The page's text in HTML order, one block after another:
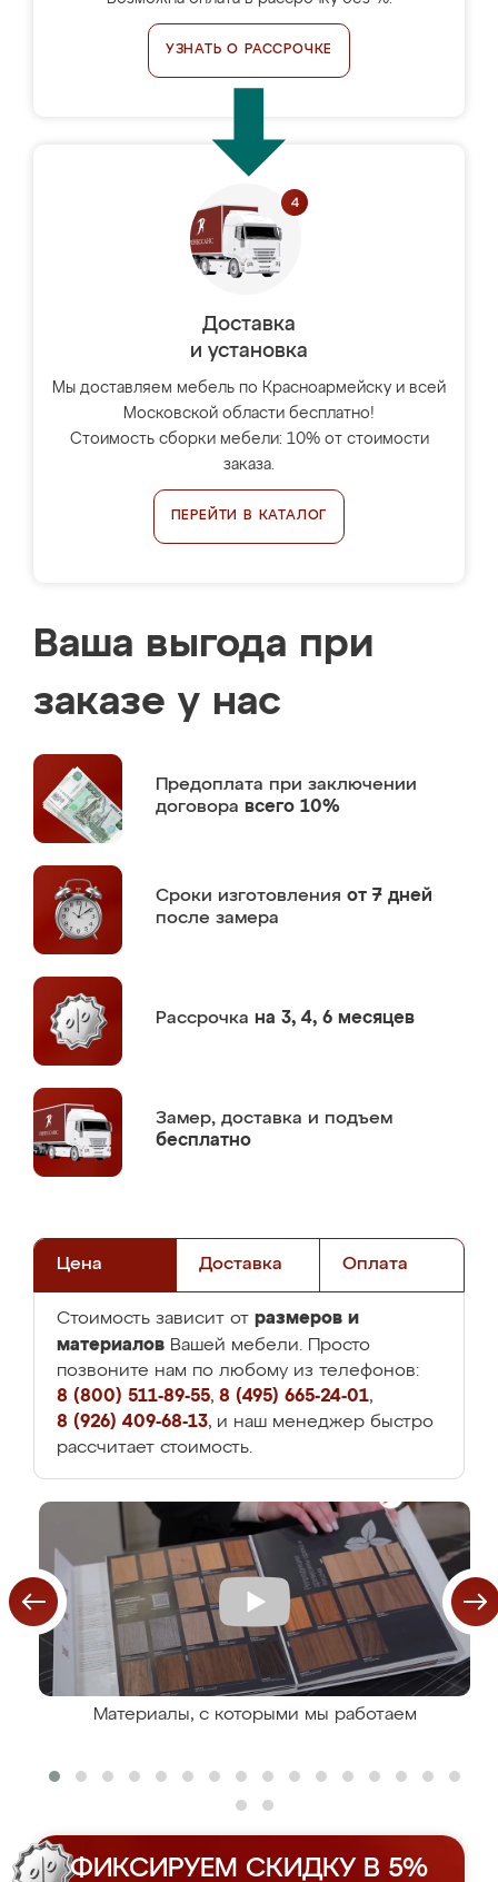
УЗНАТЬ О РАССРОЧКЕ
Доставка
и установка
Мы доставляем мебель по Красноармейску и всей
Московской области бесплатно!
Стоимость сборки мебели: 10% от стоимости
заказа.
ПЕРЕЙТИ В КАТАЛОГ
Ваша выгода при
заказе у нас
Предоплата при заключении
договора всего 10%
Сроки изготовления от 7 дней
после замера
Рассрочка на 3, 4, 6 месяцев
Замер, доставка и подъем
бесплатно
Цена Доставка Оплата
Стоимость зависит от размеров и
материалов Вашей мебели. Просто
позвоните нам по любому из телефонов:
8 (800) 511-89-55, 8 (495) 665-24-01,
8 (926) 409-68-13, и наш менеджер быстро
рассчитает стоимость.
Материалы, с которыми мы работаем
ФИКСИРУЕМ СКИДКУ В 5%